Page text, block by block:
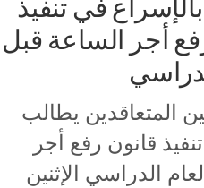
في تنفيذ
أجر الساعة قبل
المتعاقدين يطالب
قانون رفع أجر
الدراسي الإثنين